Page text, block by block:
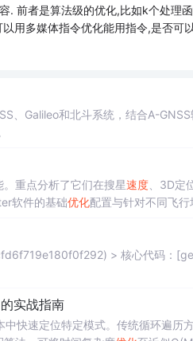
. 前者是算法级的优化,比如k个处理
用多媒体指令优化能用指令,是否可
、Galileo和北斗系统，结合A-
重点分析了它们在搜星速度、3D定
软件的基础优化配置与针对不同飞行
> 核心代码：
实战指南
快速定位特定模式。传统循环遍历